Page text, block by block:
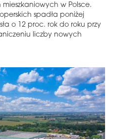
w Polsce.
spadła poniżej
o 12 proc. rok do roku przy
liczby nowych